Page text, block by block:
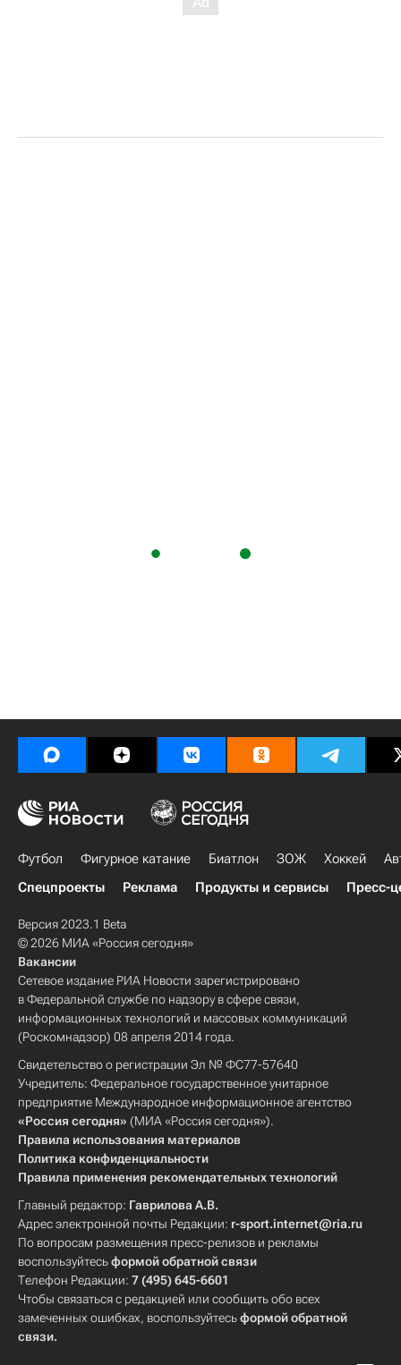
Футбол Фигурное катание Биатлон ЗОЖ Хоккей
Спецпроекты
Реклама Продукты и сервисы Пресс-
Версия 2023.1 Beta
© 2026 МИА «Россия сегодня»
Вакансии
Сетевое издание РИА Новости зарегистрировано
в Федеральной службе по надзору в сфере связи,
информационных технологий и массовых коммуникаций
(Роскомнадзор) 08 апреля 2014 года.
Свидетельство о регистрации Эл № ФС77-57640
Учредитель: Федеральное государственное унитарное
предприятие Международное информационное агентство
«Россия сегодня» (МИА «Россия сегодня»).
Правила использования материалов
Политика конфиденциальности
Правила применения рекомендательных технологий
Главный редактор: Гаврилова А.В.
Адрес электронной почты Редакции: r-sport.internet@ria.ru
По вопросам размещения пресс-релизов и рекламы
воспользуйтесьформой обратной связи
Телефон Редакции: 7 (495) 645-6601
Чтобы связаться с редакцией или сообщить обо всех
замеченных ошибках, воспользуйтесьформой обратной
связи.